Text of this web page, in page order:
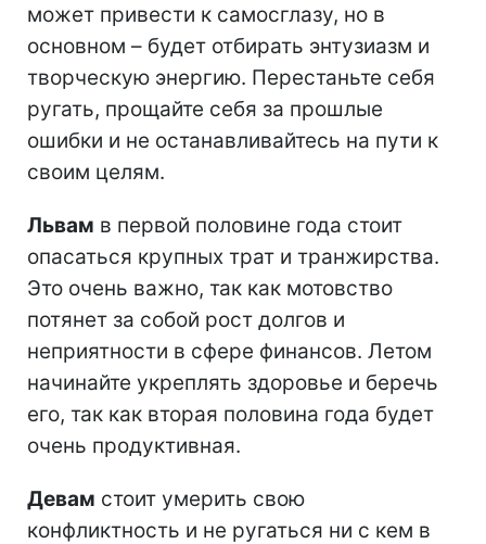
может привести к самосглазу, но в
основном – будет отбирать энтузиазм и
творческую энергию. Перестаньте себя
ругать, прощайте себя за прошлые
ошибки и не останавливайтесь на пути к
своим целям.
Львам в первой половине года стоит
опасаться крупных трат и транжирства.
Это очень важно, так как мотовство
потянет за собой рост долгов и
неприятности в сфере финансов. Летом
начинайте укреплять здоровье и беречь
его, так как вторая половина года будет
очень продуктивная.
Девам стоит умерить свою
конфликтность и не ругаться ни с кем в